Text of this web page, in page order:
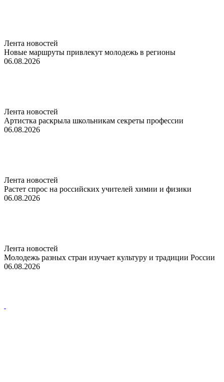
Лента новостей
Новые маршруты привлекут молодежь в регионы
06.08.2026
Лента новостей
Артистка раскрыла школьникам секреты профессии
06.08.2026
Лента новостей
Растет спрос на российских учителей химии и физики
06.08.2026
Лента новостей
Молодежь разных стран изучает культуру и традиции России
06.08.2026